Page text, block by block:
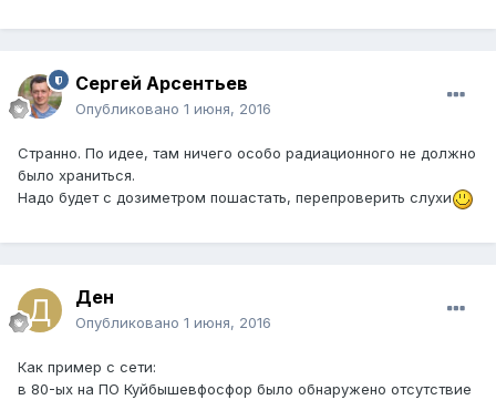
Сергей Арсентьев
Опубликовано 1 июня, 2016
Странно. По идее, там ничего особо радиационного не должно
было храниться.
Надо будет с дозиметром пошастать, перепроверить слухи
Ден
Опубликовано 1 июня, 2016
Как пример с сети:
в 80-ых на ПО Куйбышевфосфор было обнаружено отсутствие